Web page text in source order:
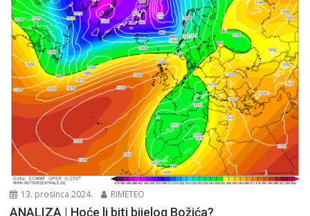
13. prosinca 2024. RIMETEO
ANALIZA | Hoće li biti bijelog Božića?